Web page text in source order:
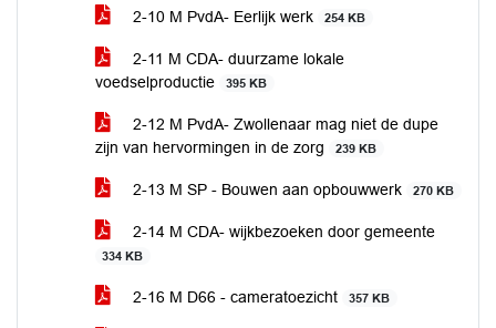
2-10 M PvdA- Eerlijk werk 254 KB
2-11 M CDA- duurzame lokale
voedselproductie
395 KB
2-12 M PvdA- Zwollenaar mag niet de dupe
zijn van hervormingen in de zorg
239 KB
2-13 M SP - Bouwen aan opbouwwerk 270 KB
2-14 M CDA- wijkbezoeken door gemeente
334 KB
2-16 M D66 - cameratoezicht 357 KB